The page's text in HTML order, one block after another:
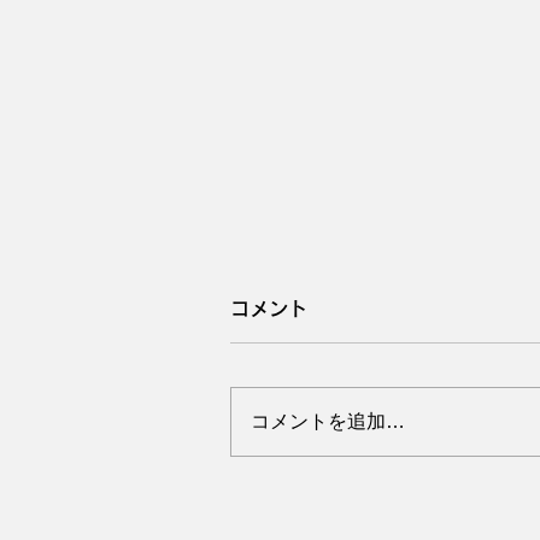
コメント
コメントを追加…